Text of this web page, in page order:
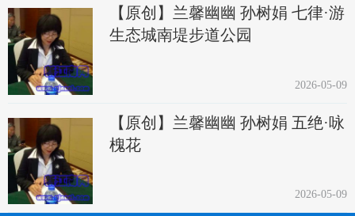
【原创】兰馨幽幽 孙树娟 七律·游
生态城南堤步道公园
2026-05-09
【原创】兰馨幽幽 孙树娟 五绝·咏
槐花
2026-05-09